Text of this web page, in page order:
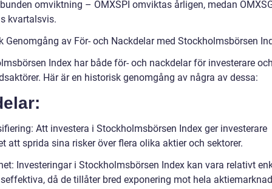
omviktning – OMXSPI omviktas årligen, medan
kvartalsvis.
Genomgång av För- och Nackdelar med Stockholmsbörsen
Index har både för- och nackdelar för investerare
Här är en historisk genomgång av några av dessa:
Att investera i Stockholmsbörsen Index ger investerare
att sprida sina risker över flera olika aktier och sektorer.
Investeringar i Stockholmsbörsen Index kan vara relativt
då de tillåter bred exponering mot hela